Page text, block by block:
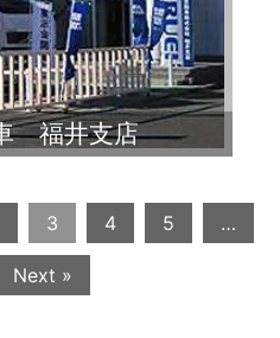
福井支店
3 4 5 …
Next »